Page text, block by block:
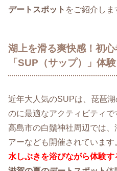
デートスポット をご紹介しま
湖上を滑る爽快感！初
「SUP（サップ）」体験
近年大人気のSUPは、琵琶
のに最適なアクティビティで
高島市の白鬚神社周辺では
アーなども開催されています
水しぶきを浴びながら体験す